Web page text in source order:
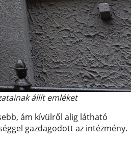
állít emléket
ám kívülről alig látható
gazdagodott az intézmény.